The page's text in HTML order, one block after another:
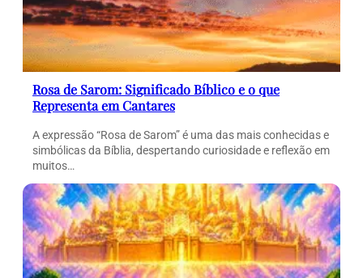
Rosa de Sarom: Significado Bíblico e o que
Representa em Cantares
A expressão “Rosa de Sarom” é uma das mais conhecidas e
simbólicas da Bíblia, despertando curiosidade e reflexão em
muitos…